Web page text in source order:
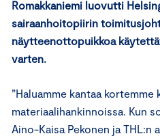
Romakkaniemi luovutti
sairaanhoitopiirin
näytteenottopuikkoa
varten.
”Haluamme kantaa
materiaalihankinnoissa. Kun
Aino-Kaisa Pekonen ja